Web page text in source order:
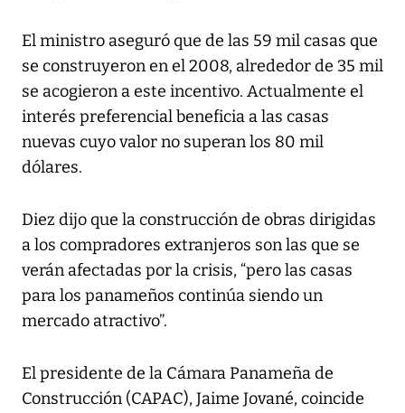
El ministro aseguró que de las 59 mil casas que
se construyeron en el 2008, alrededor de 35 mil
se acogieron a este incentivo. Actualmente el
interés preferencial beneficia a las casas
nuevas cuyo valor no superan los 80 mil
dólares.
Diez dijo que la construcción de obras dirigidas
a los compradores extranjeros son las que se
verán afectadas por la crisis, “pero las casas
para los panameños continúa siendo un
mercado atractivo”.
El presidente de la Cámara Panameña de
Construcción (CAPAC), Jaime Jované, coincide